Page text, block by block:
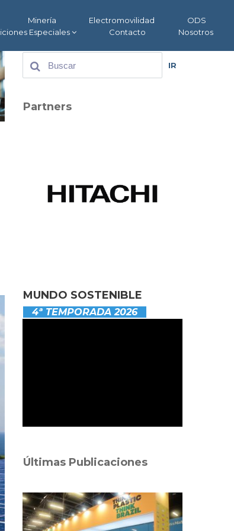
Minería Electromovilidad
ODS
Especiales Contacto
Nosotros
IR
Partners
MUNDO SOSTENIBLE
4ª TEMPORADA 2026
Últimas Publicaciones